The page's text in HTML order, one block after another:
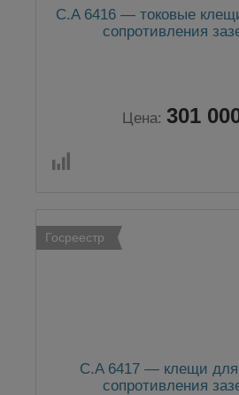
C.A 6416 — токовые
сопротивления
Цена: 301
Госреестр
C.A 6417 — клещи
сопротивления